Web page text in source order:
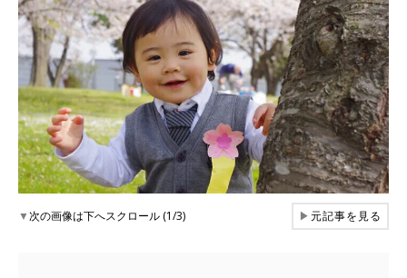
▼次の画像は下へスクロール (1/3) ▶元記事を見る